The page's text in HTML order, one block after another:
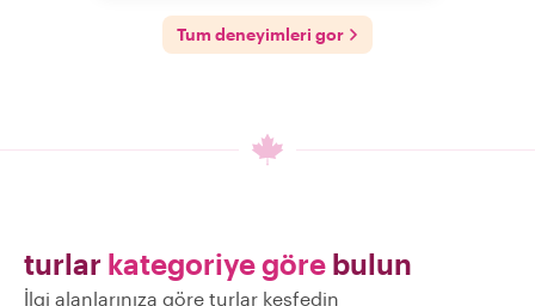
Tum deneyimleri gor
turlar kategoriye göre bulun
İlgi alanlarınıza göre turlar keşfedin